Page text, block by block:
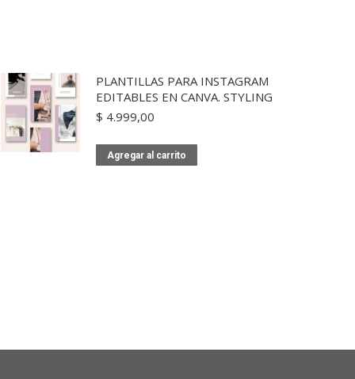
PLANTILLAS PARA INSTAGRAM
EDITABLES EN CANVA. STYLING
$ 4.999,00
Agregar al carrito